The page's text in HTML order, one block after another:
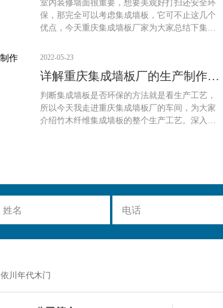
室内装修墙面很重要，想要美观好打扫还安全环
保，那完全可以考虑集成墙板，它可不止这几个
优点，今天重庆集成墙板厂家为大家总结下集成
2022-05-23
详解重庆集成墙板厂的生产制作工
艺流程
判断集成墙板是否环保的方法就是看生产工艺，
所以今天我走进重庆集成墙板厂的车间，为大家
介绍竹木纤维集成墙板的整个生产工艺。深入工
依川年代木门